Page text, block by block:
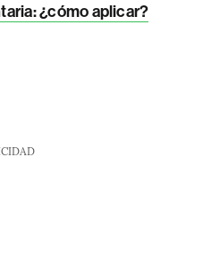
¿cómo aplicar?